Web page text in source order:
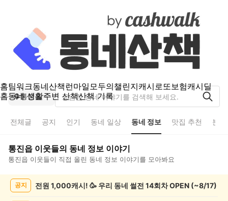
홈팀워크동네산책런마일모두의챌린지캐시로또보험캐시딜
홈동네 생활주변 산책산책 기록
통진읍
전체글 공지 인기 동네 일상 동네 정보 맛집 추천 분
통진읍 이웃들의 동네 정보 이야기
통진읍 이웃들이 직접 올린 동네 정보 이야기를 모아봐요
공지 전원 1,000캐시! 🥳 우리 동네 썰전 14회차 OPEN (~8/17)